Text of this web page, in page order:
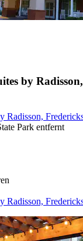
by
Radisson,
Park entfernt
Radisson,